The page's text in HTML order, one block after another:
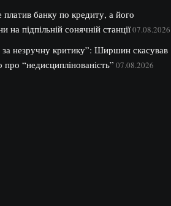
банку по кредиту, а його
на підпільній сонячній станції07.08.2026
незручну критику”: Ширшин скасував
“недисциплінованість” 07.08.2026